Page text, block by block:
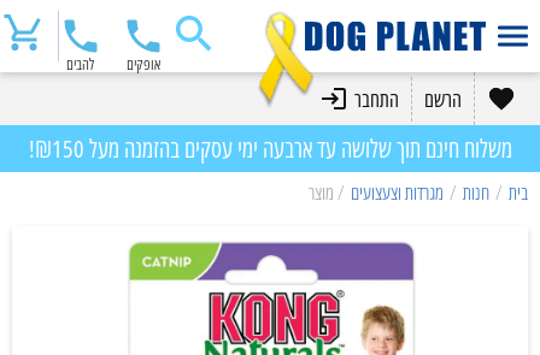
אופקים להבים
הרשם התחבר
משלוח חינם תוך שלושה עד ארבעה ימי עסקים בהזמנה מעל ₪150!
בית / חנות / מגרדות וצעצועים / מוצר